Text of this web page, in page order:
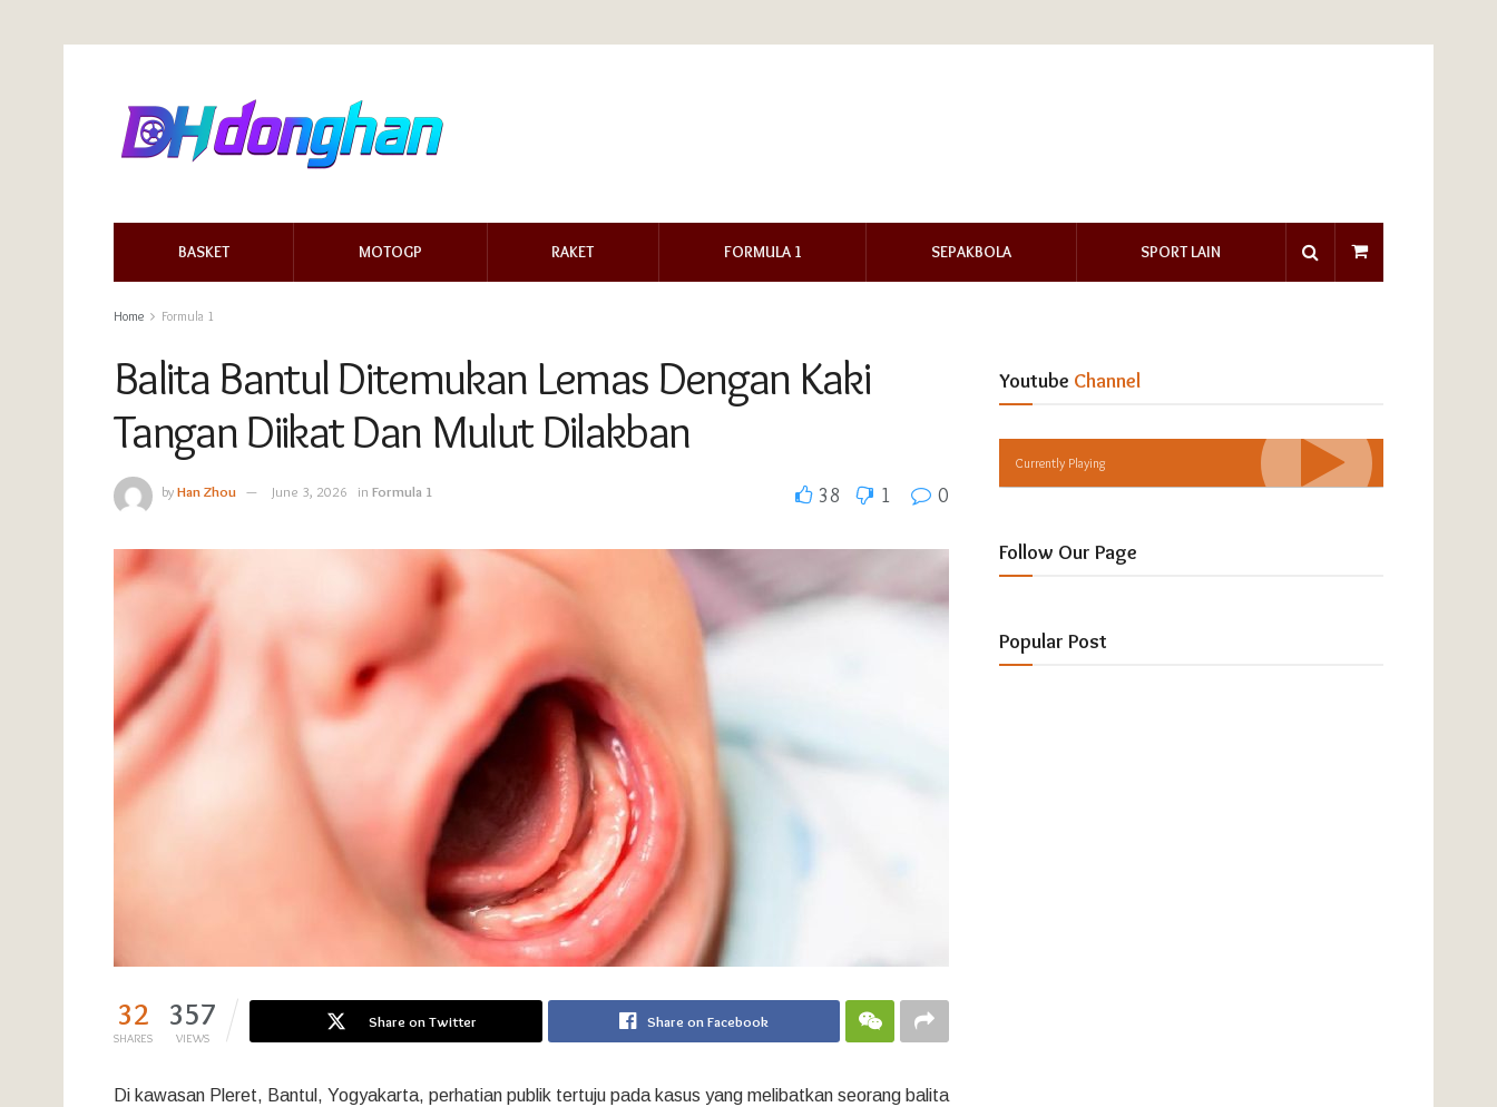
BASKET MOTOGP RAKET FORMULA 1 SEPAKBOLA SPORT LAIN
Home Formula 1
Balita Bantul Ditemukan Lemas Dengan Kaki
Tangan Diikat Dan Mulut Dilakban
byHan Zhou June 3, 2026 in Formula 1 38 1 0
32
SHARES
357
VIEWS
Share on Twitter Share on Facebook
Di kawasan Pleret, Bantul, Yogyakarta, perhatian publik tertuju pada kasus yang melibatkan seorang balita
Youtube Channel
Currently Playing
Follow Our Page
Popular Post